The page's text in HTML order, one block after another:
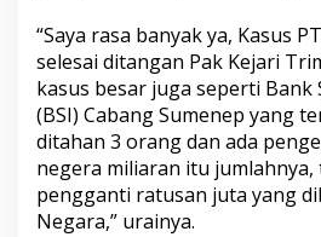
“Saya rasa banyak ya, Kasus
selesai ditangan Pak Kejari
kasus besar juga seperti Bank
(BSI) Cabang Sumenep yang
ditahan 3 orang dan ada
negera miliaran itu
pengganti ratusan juta yang
Negara,” urainya.